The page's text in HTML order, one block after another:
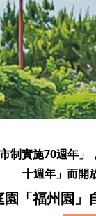
制實施70週年
十週年」而開
「福州園」